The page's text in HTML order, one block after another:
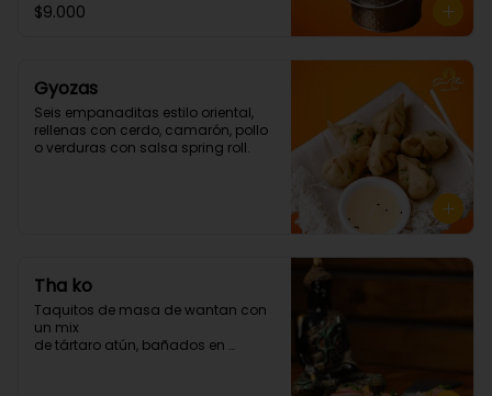
$9.000
Gyozas
Seis empanaditas estilo oriental,
rellenas con cerdo, camarón, pollo
o verduras con salsa spring roll.
Tha ko
Taquitos de masa de wantan con
un mix
de tártaro atún, bañados en